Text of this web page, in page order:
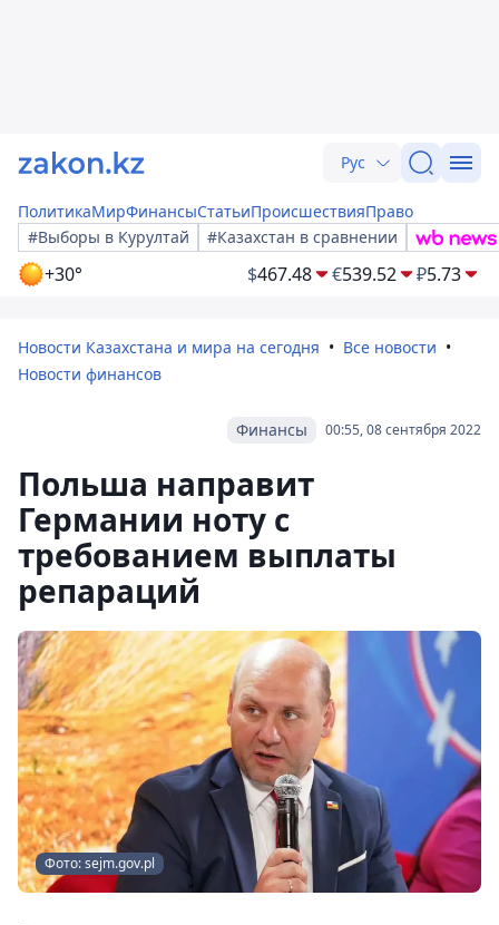
Рус
ПолитикаМирФинансыСтатьиПроисшествияПраво
#Выборы в Курултай
#Казахстан в сравнении
+30° $467.48 €539.52 ₽5.73
Новости Казахстана и мира на сегодня
Все новости
Новости финансов
00:55, 08 сентября 2022
Финансы
Польша направит
Германии ноту с
требованием выплаты
репараций
Фото: sejm.gov.pl